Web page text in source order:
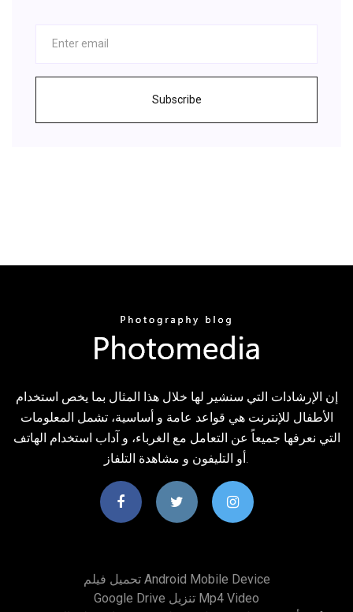
Subscribe
إن الإرشادات التي سنشير لها خلال هذا المثال بما يخص استخدام
الأطفال للإنترنت هي قواعد عامة و أساسية، تشمل المعلومات
التي نعرفها جميعاً عن التعامل مع الغرباء، و آداب استخدام الهاتف
تحميل فيلم Android Mobile Device
Google Drive تنزيل Mp4 Video